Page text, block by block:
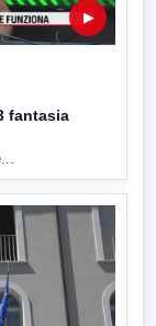
▶
fantasia